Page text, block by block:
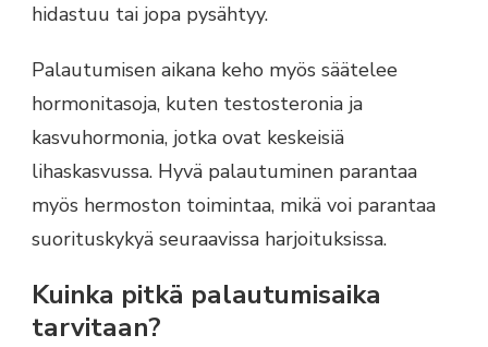
hidastuu tai jopa pysähtyy.
Palautumisen aikana keho myös säätelee
hormonitasoja, kuten testosteronia ja
kasvuhormonia, jotka ovat keskeisiä
lihaskasvussa. Hyvä palautuminen parantaa
myös hermoston toimintaa, mikä voi parantaa
suorituskykyä seuraavissa harjoituksissa.
Kuinka pitkä palautumisaika
tarvitaan?